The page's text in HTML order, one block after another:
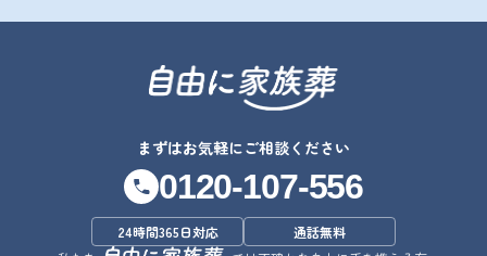
まずはお気軽にご相談ください
0120-107-556
24時間365日対応
通話無料